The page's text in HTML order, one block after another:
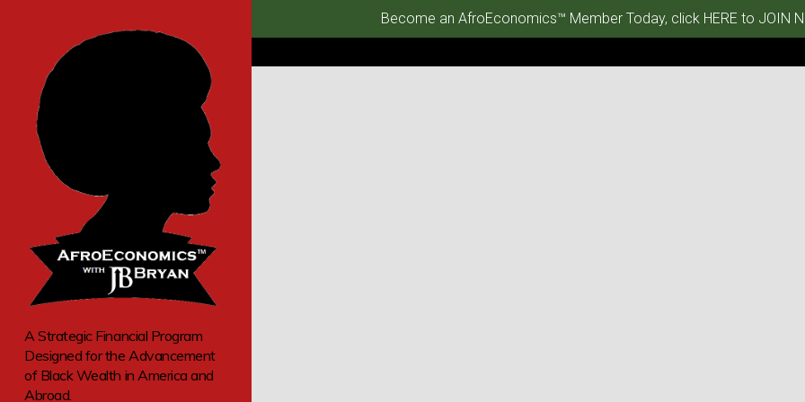
Become an AfroEconomics™ Member Today, click HERE to JOIN
A Strategic Financial Program
Designed for the Advancement
of Black Wealth in America and
Abroad.